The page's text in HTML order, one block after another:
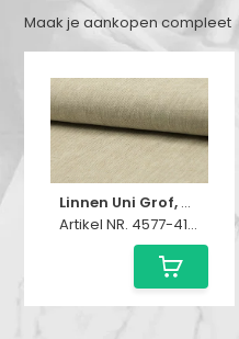
Maak je aankopen compleet
Linnen Uni Grof, Naturel
Artikel NR. 4577-410152